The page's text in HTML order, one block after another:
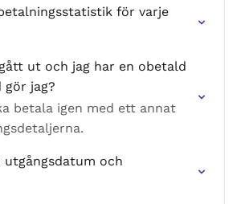
för varje
ut och jag har en obetald
gör jag?
betala igen med ett annat
och